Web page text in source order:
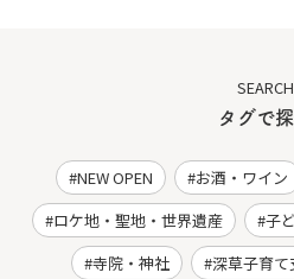
SEARCH
タグで
NEW OPEN お酒・ワイン
ロケ地・聖地・世界遺産
子
寺院・神社
深草子育て